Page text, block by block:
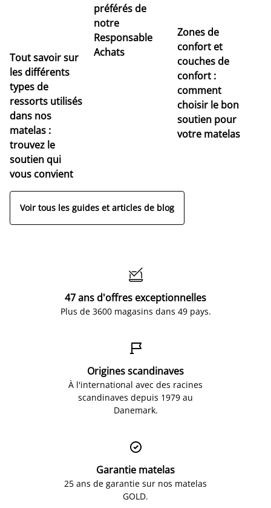
Tout savoir sur
les différents
types de
ressorts utilisés
dans nos
matelas :
trouvez le
soutien qui
vous convient
préférés de
notre
Responsable
Achats
Zones de
confort et
couches de
confort :
comment
choisir le bon
soutien pour
votre matelas
Voir tous les guides et articles de blog

47 ans d'offres exceptionnelles
Plus de 3600 magasins dans 49 pays.

Origines scandinaves
À l'international avec des racines
scandinaves depuis 1979 au
Danemark.

Garantie matelas
25 ans de garantie sur nos matelas
GOLD.